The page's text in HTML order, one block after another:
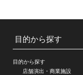
目的から探す
目的から探す
店舗演出・商業施設